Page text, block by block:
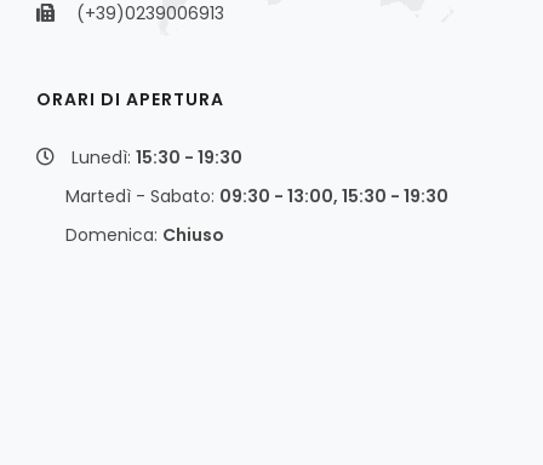
(+39)0239006913
ORARI DI APERTURA
Lunedì: 15:30 - 19:30
Martedì - Sabato: 09:30 - 13:00, 15:30 - 19:30
Domenica: Chiuso